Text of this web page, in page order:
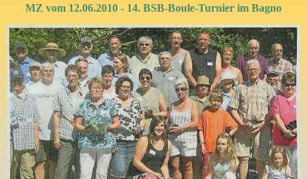
MZ vom 12.06.2010 - 14. BSB-Boule-Turnier im Bagno